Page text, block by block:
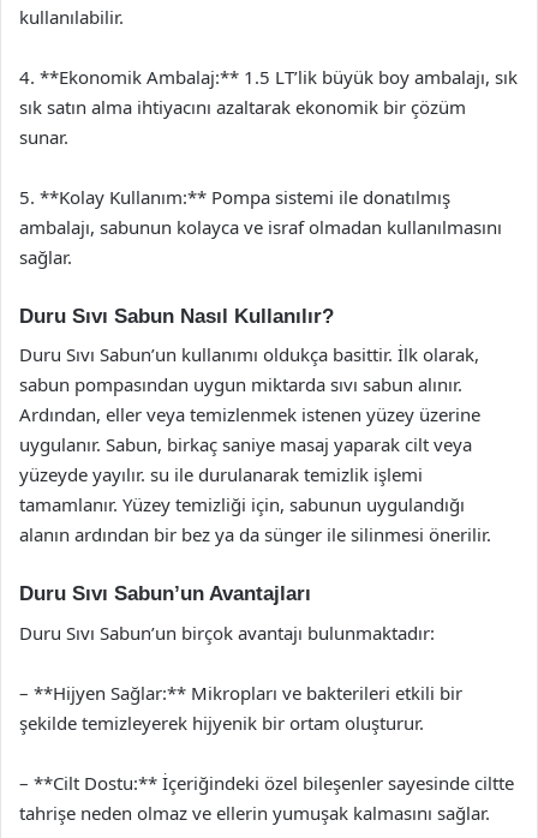
kullanılabilir.
4. **Ekonomik Ambalaj:** 1.5 LT’lik büyük boy ambalajı, sık
sık satın alma ihtiyacını azaltarak ekonomik bir çözüm
sunar.
5. **Kolay Kullanım:** Pompa sistemi ile donatılmış
ambalajı, sabunun kolayca ve israf olmadan kullanılmasını
sağlar.
Duru Sıvı Sabun Nasıl Kullanılır?
Duru Sıvı Sabun’un kullanımı oldukça basittir. İlk olarak,
sabun pompasından uygun miktarda sıvı sabun alınır.
Ardından, eller veya temizlenmek istenen yüzey üzerine
uygulanır. Sabun, birkaç saniye masaj yaparak cilt veya
yüzeyde yayılır. su ile durulanarak temizlik işlemi
tamamlanır. Yüzey temizliği için, sabunun uygulandığı
alanın ardından bir bez ya da sünger ile silinmesi önerilir.
Duru Sıvı Sabun’un Avantajları
Duru Sıvı Sabun’un birçok avantajı bulunmaktadır:
– **Hijyen Sağlar:** Mikropları ve bakterileri etkili bir
şekilde temizleyerek hijyenik bir ortam oluşturur.
– **Cilt Dostu:** İçeriğindeki özel bileşenler sayesinde ciltte
tahrişe neden olmaz ve ellerin yumuşak kalmasını sağlar.